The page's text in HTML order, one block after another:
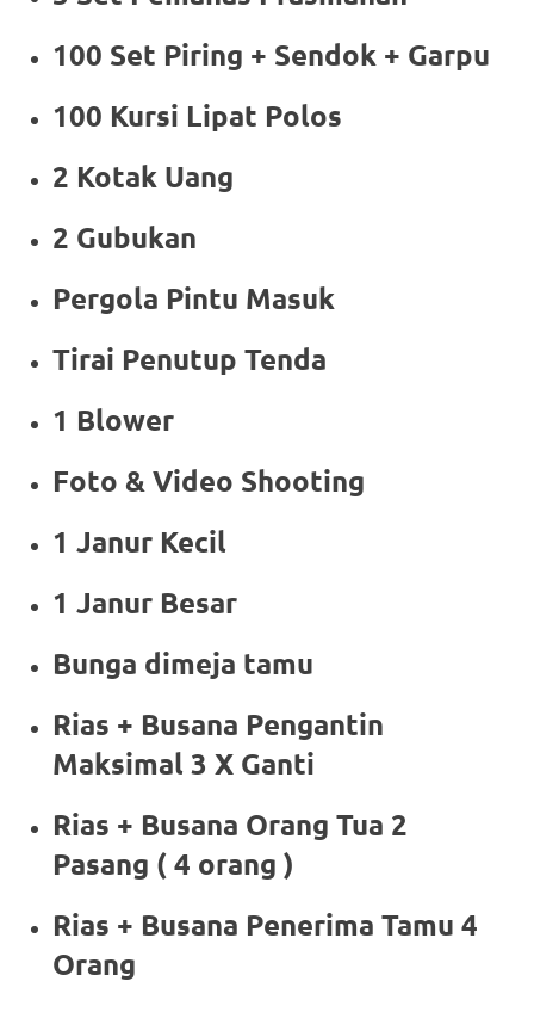
100 Set Piring + Sendok + Garpu
100 Kursi Lipat Polos
2 Kotak Uang
2 Gubukan
Pergola Pintu Masuk
Tirai Penutup Tenda
1 Blower
Foto & Video Shooting
1 Janur Kecil
1 Janur Besar
Bunga dimeja tamu
Rias + Busana Pengantin
Maksimal 3 X Ganti
Rias + Busana Orang Tua 2
Pasang ( 4 orang )
Rias + Busana Penerima Tamu 4
Orang